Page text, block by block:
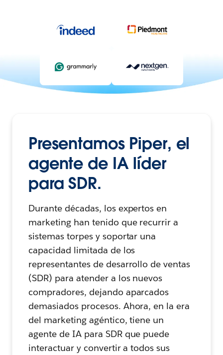
Presentamos Piper, el
agente de IA líder
para SDR.
Durante décadas, los expertos en
marketing han tenido que recurrir a
sistemas torpes y soportar una
capacidad limitada de los
representantes de desarrollo de ventas
(SDR) para atender a los nuevos
compradores, dejando aparcados
demasiados procesos. Ahora, en la era
del marketing agéntico, tiene un
agente de IA para SDR que puede
interactuar y convertir a todos sus